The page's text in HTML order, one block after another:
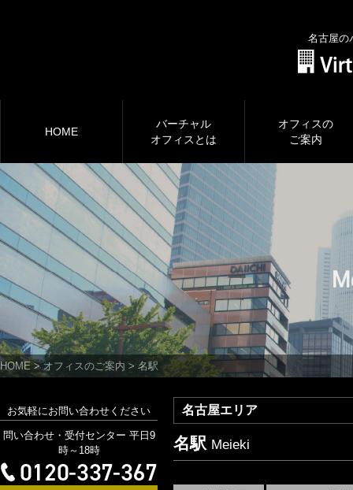
名古屋の
HOME
バーチャル
オフィスとは
オフィスの
ご案内
HOME>オフィスのご案内 >名駅
名古屋エリア
名駅 Meieki
お気軽にお問い合わせください
問い合わせ・受付センター 平日9
時～18時